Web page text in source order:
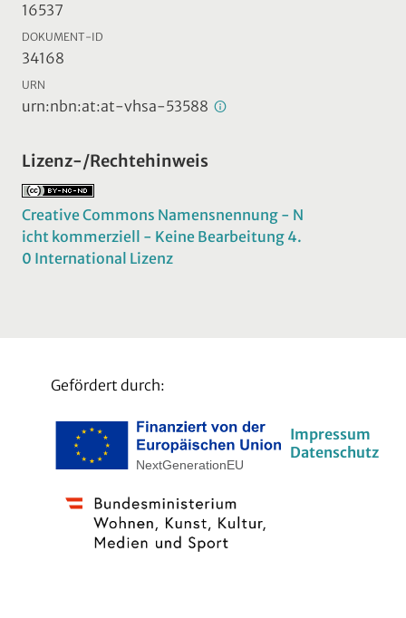
16537
DOKUMENT-ID
34168
URN
urn:nbn:at:at-vhsa-53588
Lizenz-/Rechtehinweis
Creative Commons Namensnennung - N
icht kommerziell - Keine Bearbeitung 4.
0 International Lizenz
Gefördert durch:
Impressum
Datenschutz